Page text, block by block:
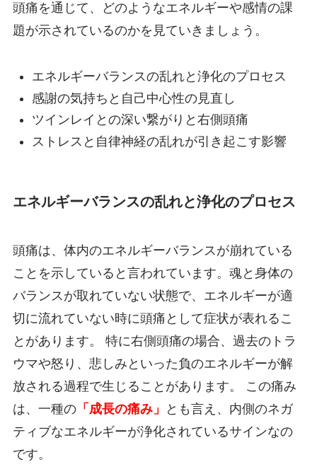
頭痛を通じて、どのようなエネルギーや感情の課
題が示されているのかを見ていきましょう。
エネルギーバランスの乱れと浄化のプロセス
感謝の気持ちと自己中心性の見直し
ツインレイとの深い繋がりと右側頭痛
ストレスと自律神経の乱れが引き起こす影響
エネルギーバランスの乱れと浄化のプロセス
頭痛は、体内のエネルギーバランスが崩れている
ことを示していると言われています。魂と身体の
バランスが取れていない状態で、エネルギーが適
切に流れていない時に頭痛として症状が表れるこ
とがあります。 特に右側頭痛の場合、過去のトラ
ウマや怒り、悲しみといった負のエネルギーが解
放される過程で生じることがあります。 この痛み
は、一種の「成長の痛み」
とも言え、内側のネガ
ティブなエネルギーが浄化されているサインなの
です。